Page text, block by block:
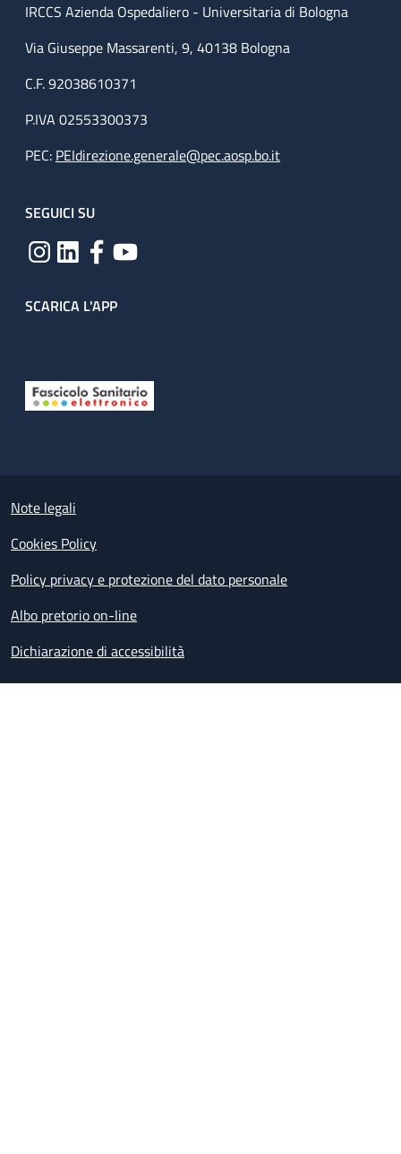
IRCCS Azienda Ospedaliero - Universitaria di Bologna
Via Giuseppe Massarenti, 9, 40138 Bologna
C.F. 92038610371
P.IVA 02553300373
PEC: PEIdirezione.generale@pec.aosp.bo.it
SEGUICI SU
SCARICA L'APP
Small prints
Note legali
Cookies Policy
Policy privacy e protezione del dato personale
Albo pretorio on-line
Dichiarazione di accessibilità